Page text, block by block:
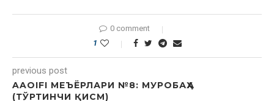
0 comment
1
previous post
AAOIFI МЕЪЁРЛАРИ №8: МУРОБАҲА
(ТЎРТИНЧИ ҚИСМ)